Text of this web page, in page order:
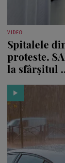
VIDEO
Spitalele
proteste.
la sfârșitul